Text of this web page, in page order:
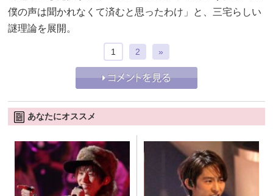
僕の声は聞かれなくて済むと思ったわけ」と、三宅らしい
謎理論を展開。
1 2 »
あなたにオススメ